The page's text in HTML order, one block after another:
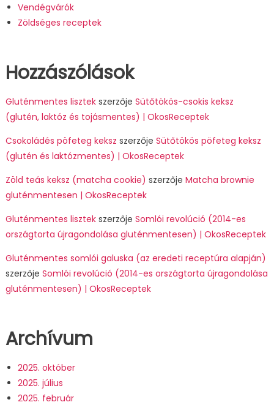
Vendégvárók
Zöldséges receptek
Hozzászólások
Gluténmentes lisztekszerzője Sütőtökös-csokis keksz
(glutén, laktóz és tojásmentes) | OkosReceptek
Csokoládés pöfeteg keksz szerzője Sütőtökös pöfeteg keksz
(glutén és laktózmentes) | OkosReceptek
Zöld teás keksz (matcha cookie) szerzője Matcha brownie
gluténmentesen | OkosReceptek
Gluténmentes lisztekszerzője Somlói revolúció (2014-es
országtorta újragondolása gluténmentesen) | OkosReceptek
Gluténmentes somlói galuska (az eredeti receptúra alapján)
szerzője Somlói revolúció (2014-es országtorta újragondolása
gluténmentesen) | OkosReceptek
Archívum
2025. október
2025. július
2025. február